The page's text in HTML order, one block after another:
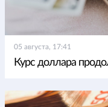
05 августа, 17:41
Курс доллара